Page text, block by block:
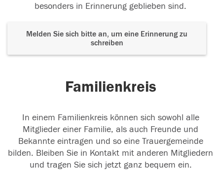
besonders in Erinnerung geblieben sind.
Melden Sie sich bitte an, um eine Erinnerung zu
schreiben
Familienkreis
In einem Familienkreis können sich sowohl alle
Mitglieder einer Familie, als auch Freunde und
Bekannte eintragen und so eine Trauergemeinde
bilden. Bleiben Sie in Kontakt mit anderen Mitgliedern
und tragen Sie sich jetzt ganz bequem ein.